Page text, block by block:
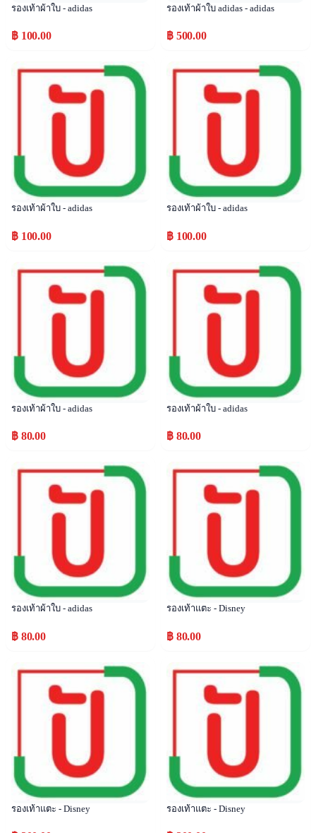
รองเท้าผ้าใบ - adidas
฿ 100.00
รองเท้าผ้าใบ adidas - adidas
฿ 500.00
Popular
รองเท้าผ้าใบ - adidas
฿ 100.00
Popular
รองเท้าผ้าใบ - adidas
฿ 100.00
Popular
รองเท้าผ้าใบ - adidas
฿ 80.00
Popular
รองเท้าผ้าใบ - adidas
฿ 80.00
Popular
รองเท้าผ้าใบ - adidas
฿ 80.00
Popular
รองเท้าแตะ - Disney
฿ 80.00
Popular
รองเท้าแตะ - Disney
Popular
รองเท้าแตะ - Disney